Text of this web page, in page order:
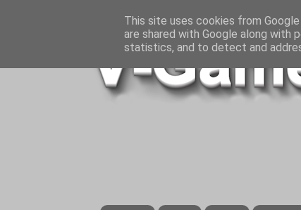
This site uses cookies from
are shared with Google along with
statistics, and to detect and